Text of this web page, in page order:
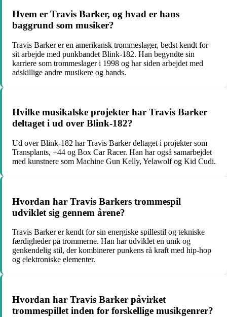
Hvem er Travis Barker, og hvad er hans
baggrund som musiker?
Travis Barker er en amerikansk trommeslager, bedst kendt for
sit arbejde med punkbandet Blink-182. Han begyndte sin
karriere som trommeslager i 1998 og har siden arbejdet med
adskillige andre musikere og bands.
Hvilke musikalske projekter har Travis Barker
deltaget i ud over Blink-182?
Ud over Blink-182 har Travis Barker deltaget i projekter som
Transplants, +44 og Box Car Racer. Han har også samarbejdet
med kunstnere som Machine Gun Kelly, Yelawolf og Kid Cudi.
Hvordan har Travis Barkers trommespil
udviklet sig gennem årene?
Travis Barker er kendt for sin energiske spillestil og tekniske
færdigheder på trommerne. Han har udviklet en unik og
genkendelig stil, der kombinerer punkens rå kraft med hip-hop
og elektroniske elementer.
Hvordan har Travis Barker påvirket
trommespillet inden for forskellige musikgenrer?